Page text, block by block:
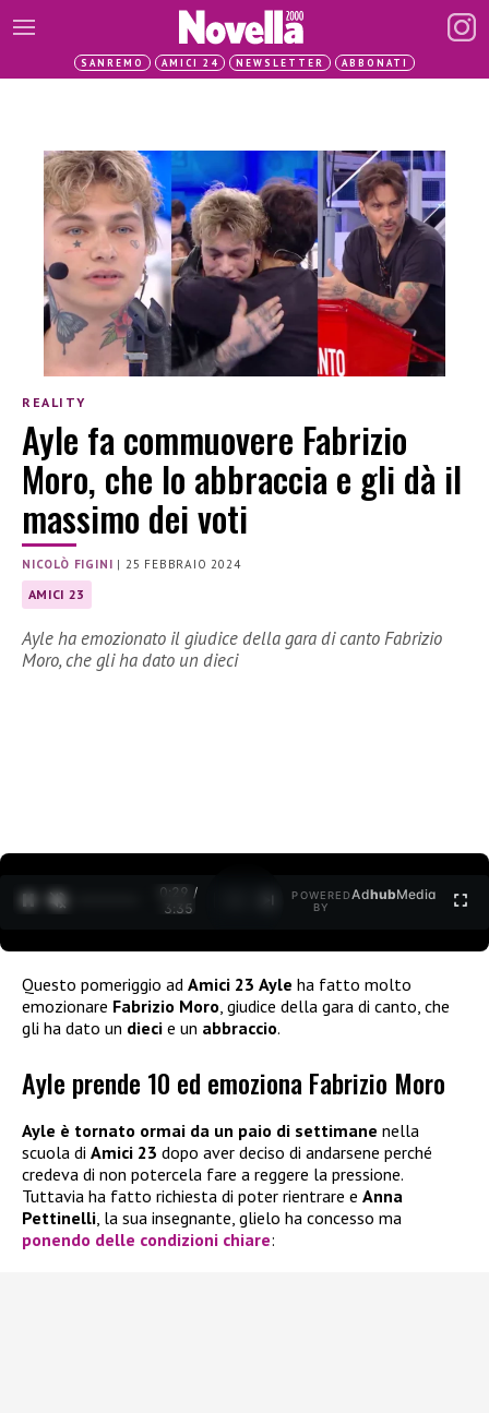
SANREMO AMICI 24 NEWSLETTER ABBONATI
REALITY
Ayle fa commuovere Fabrizio
Moro, che lo abbraccia e gli dà il
massimo dei voti
NICOLÒ FIGINI | 25 FEBBRAIO 2024
AMICI 23
Ayle ha emozionato il giudice della gara di canto Fabrizio
Moro, che gli ha dato un dieci
0:30 /
3:35
POWERED
BY
AdhubMedia
Questo pomeriggio ad Amici 23 Ayle ha fatto molto
emozionare Fabrizio Moro , giudice della gara di canto, che
gli ha dato un dieci e un abbraccio.
Ayle prende 10 ed emoziona Fabrizio Moro
Ayle è tornato ormai da un paio di settimane nella
scuola di Amici 23 dopo aver deciso di andarsene perché
credeva di non potercela fare a reggere la pressione.
Tuttavia ha fatto richiesta di poter rientrare e Anna
Pettinelli, la sua insegnante, glielo ha concesso ma
ponendo delle condizioni chiare: